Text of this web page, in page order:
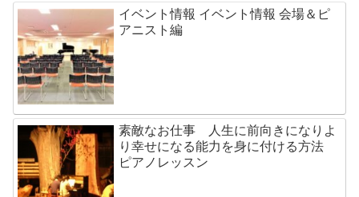
イベント情報 イベント情報 会場＆ピ
アニスト編
素敵なお仕事 人生に前向きになりよ
り幸せになる能力を身に付ける方法
ピアノレッスン